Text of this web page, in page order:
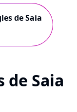
de Saia
de Saia